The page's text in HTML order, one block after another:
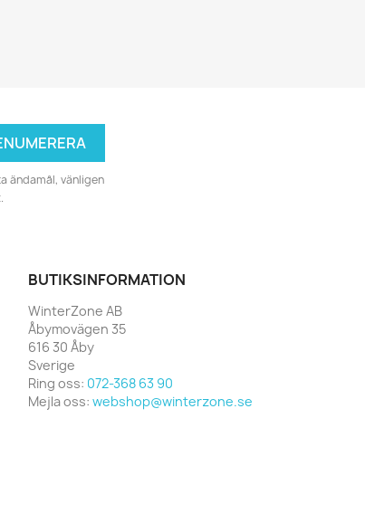
ändamål, vänligen
BUTIKSINFORMATION
WinterZone AB
Åbymovägen 35
616 30 Åby
Sverige
Ring oss: 072-368 63 90
Mejla oss: webshop@winterzone.se